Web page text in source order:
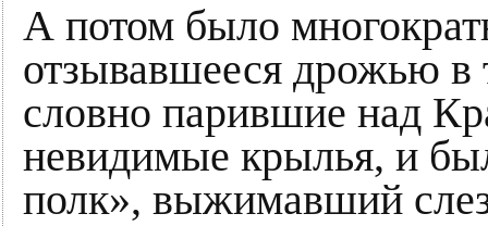
А потом было
отзывавшееся дрожью в
словно парившие над
невидимые крылья, и
полк», выжимавший